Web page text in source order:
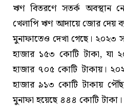
ঋণ বিতরণে সতর্ক অবস্থান
খেলাপি ঋণ আদায়ে জোর দেয়
মুনাফাতেও দেখা গেছে। ২০২৩
হাজার ১৫৩ কোটি টাকা, যা
হাজার ৭০৫ কোটি টাকায়।
হাজার ৯১৩ কোটি টাকায়
মুনাফা হয়েছে ৪৪৪ কোটি টাকা।